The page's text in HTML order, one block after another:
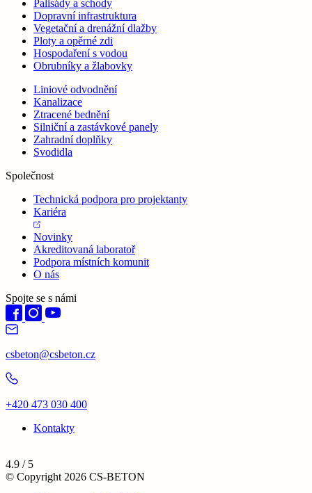
Palisády a schody
Dopravní infrastruktura
Vegetační a drenážní dlažby
Ploty a opěrné zdi
Hospodaření s vodou
Obrubníky a žlabovky
Liniové odvodnění
Kanalizace
Ztracené bednění
Silniční a zastávkové panely
Zahradní doplňky
Svodidla
Společnost
Technická podpora pro projektanty
Kariéra
Novinky
Akreditovaná laboratoř
Podpora místních komunit
O nás
Spojte se s námi
csbeton@csbeton.cz
+420 473 030 400
Kontakty
4.9 / 5
© Copyright 2026 CS-BETON